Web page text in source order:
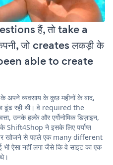
हैं, तो take a
जो creates लकड़ी के
been able to create
अपने व्यवसाय के कुछ महीनों के बाद,
ढूंढ रही थी। वे required the
उनके हल्के और एर्गोनोमिक डिज़ाइन,
Shift4Shop ने इसके लिए पर्याप्त
खोजने से पहले एक many different
ऐसा नहीं लगा जैसे कि वे साइट का एक